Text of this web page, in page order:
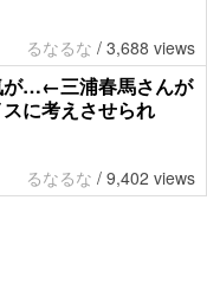
るなるな / 3,688 views
が…←三浦春馬さんが
に考えさせられ
るなるな / 9,402 views